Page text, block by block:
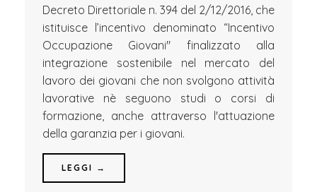
Decreto Direttoriale n. 394 del 2/12/2016, che
istituisce l’incentivo denominato “Incentivo
Occupazione Giovani" finalizzato alla
integrazione sostenibile nel mercato del
lavoro dei giovani che non svolgono attività
lavorative nè seguono studi o corsi di
formazione, anche attraverso l'attuazione
della garanzia per i giovani.
LEGGI →